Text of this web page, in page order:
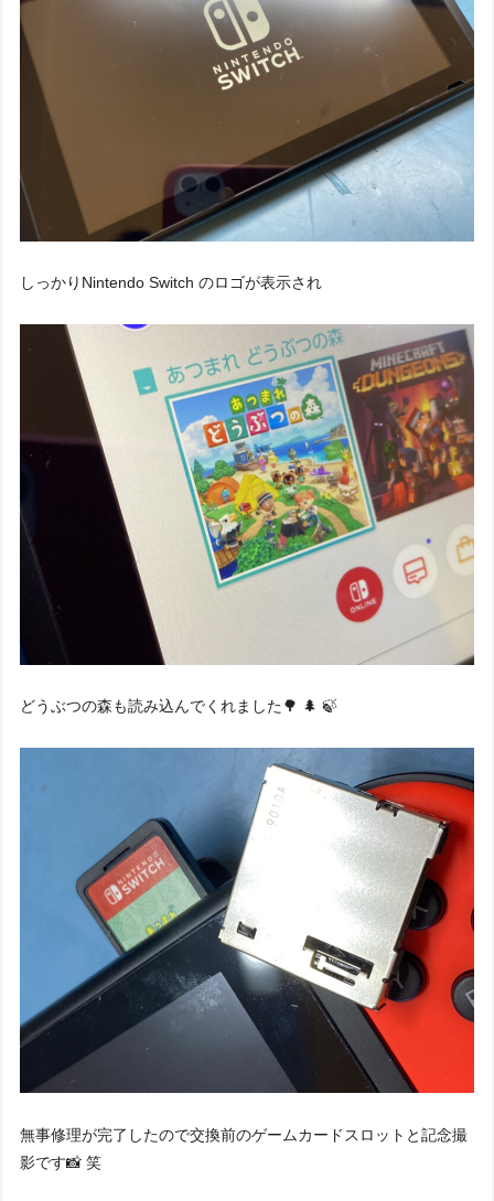
しっかりNintendo Switch のロゴが表示され
どうぶつの森も読み込んでくれました🌳 🌲 🍃
無事修理が完了したので交換前のゲームカードスロットと記念撮
影です📸 笑